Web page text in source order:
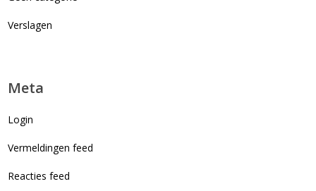
Verslagen
Meta
Login
Vermeldingen feed
Reacties feed